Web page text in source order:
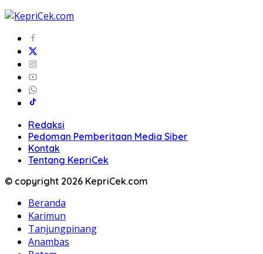
Redaksi
Pedoman Pemberitaan Media Siber
Kontak
Tentang KepriCek
© copyright 2026 KepriCek.com
Beranda
Karimun
Tanjungpinang
Anambas